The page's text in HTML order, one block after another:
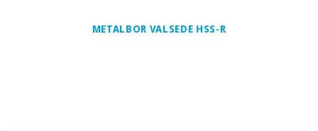
METALBOR VALSEDE HSS-R